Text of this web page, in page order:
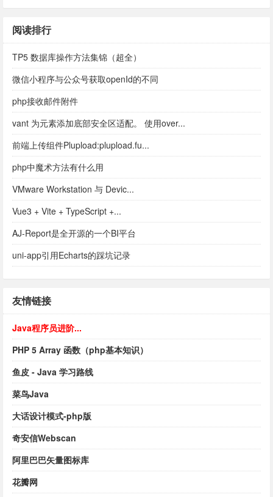
阅读排行
TP5 数据库操作方法集锦（超全）
微信小程序与公众号获取openId的不同
php接收邮件附件
vant 为元素添加底部安全区适配。 使用over...
前端上传组件Plupload:plupload.fu...
php中魔术方法有什么用
VMware Workstation 与 Devic...
Vue3 + Vite + TypeScript +...
AJ-Report是全开源的一个BI平台
uni-app引用Echarts的踩坑记录
友情链接
Java程序员进阶...
PHP 5 Array 函数（php基本知识）
鱼皮 - Java 学习路线
菜鸟Java
大话设计模式-php版
奇安信Webscan
阿里巴巴矢量图标库
花瓣网